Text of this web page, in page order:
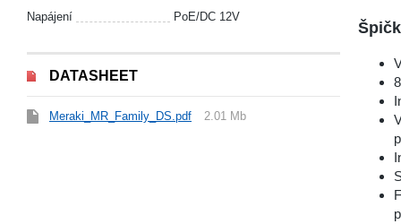
Napájení PoE/DC 12V
DATASHEET
Meraki_MR_Family_DS.pdf 2.01 Mb